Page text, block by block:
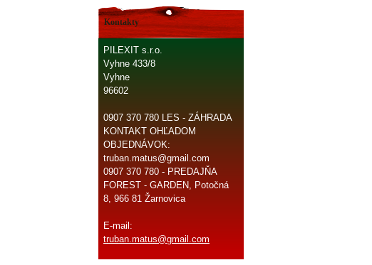
Kontakty
PILEXIT s.r.o.
Vyhne 433/8
Vyhne
96602
0907 370 780 LES - ZÁHRADA
KONTAKT OHĽADOM
OBJEDNÁVOK:
truban.matus@gmail.com
0907 370 780 - PREDAJŇA
FOREST - GARDEN, Potočná
8, 966 81 Žarnovica
E-mail:
truban.matus@gmail.com